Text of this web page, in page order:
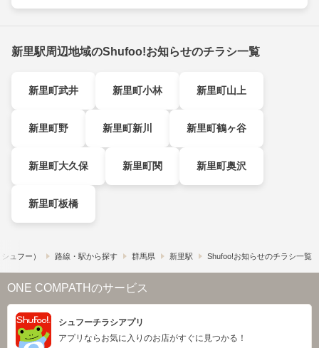
新里駅周辺地域のShufoo!お知らせのチラシ一覧
新里町武井 新里町小林 新里町山上
新里町野 新里町新川 新里町鶴ヶ谷
新里町大久保 新里町関 新里町奥沢
新里町板橋
ュフー） 路線・駅から探す 群馬県 新里駅 Shufoo!お知らせのチラシ一覧
ONE COMPATHのサービス
シュフーチラシアプリ
アプリならお気に入りのお店がすぐに見つかる！